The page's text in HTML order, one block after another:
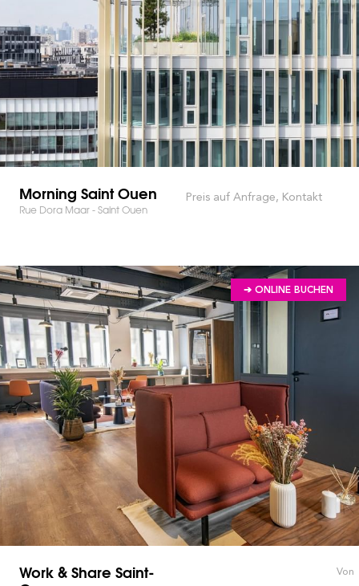
Morning Saint Ouen
Rue Dora Maar - Saint Ouen
Preis auf Anfrage, Kontakt
➔ ONLINE BUCHEN
Work & Share Saint- Von